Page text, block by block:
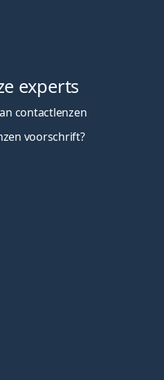
experts
contactlenzen
voorschrift?